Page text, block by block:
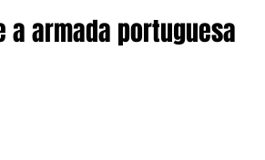
a armada portuguesa